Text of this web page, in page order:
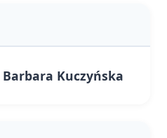
Kuczyńska